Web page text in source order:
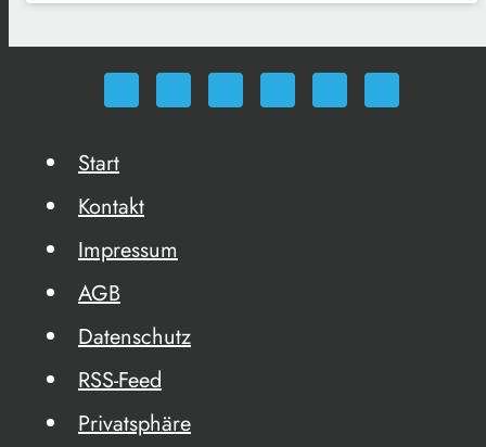
Start
Kontakt
Impressum
AGB
Datenschutz
RSS-Feed
Privatsphäre